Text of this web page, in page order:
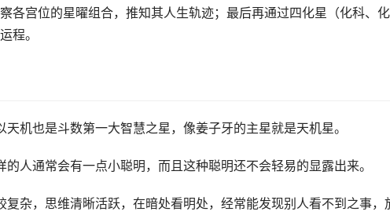
各宫位的星曜组合，推知其人生轨迹；最后再通过四化星（化科、化
程。
机也是斗数第一大智慧之星，像姜子牙的主星就是天机星。
人通常会有一点小聪明，而且这种聪明还不会轻易的显露出来。
杂，思维清晰活跃，在暗处看明处，经常能发现别人看不到之事，